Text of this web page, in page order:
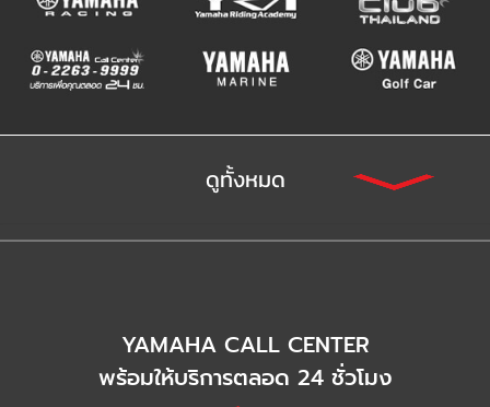
ดูทั้งหมด
YAMAHA CALL CENTER
พร้อมให้บริการตลอด 24 ชั่วโมง